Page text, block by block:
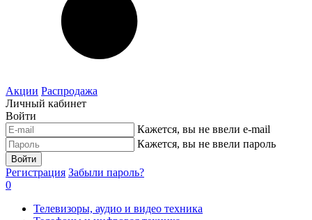
Акции Распродажа
Личный кабинет
Войти
Кажется, вы не ввели e-mail
Кажется, вы не ввели пароль
Войти
Регистрация Забыли пароль?
0
Телевизоры, аудио и видео техника